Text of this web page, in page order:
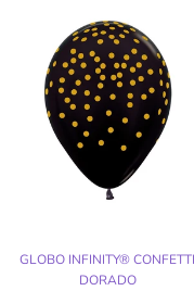
GLOBO INFINITY® CONFETTI
DORADO